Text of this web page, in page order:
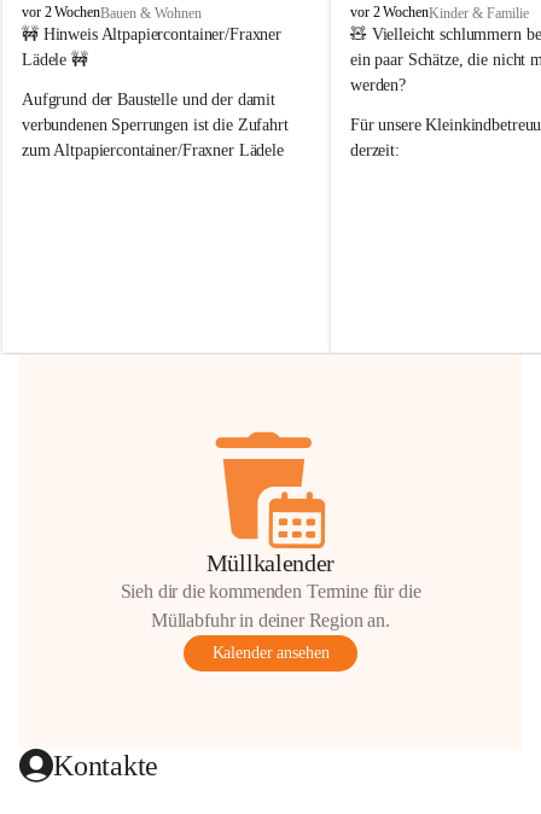
F
r
a
e
r
n
vor 2 WochenBauen & Wohnen
🚧 Hinweis Altpapiercontainer/Fraxner
Lädele 🚧
Aufgrund der Baustelle und der damit
verbundenen Sperrungen ist die Zufahrt
zum Altpapiercontainer/Fraxner Lädele
Hilfsbereitschaft!
F
r
a
x
r
n
vor 2 WochenKinder & Familie
🧸 Vielleicht schlummern
ein paar Schätze, die nicht
werden?
Für unsere
derzeit:
Müllkalender
Sieh dir die kommenden Termine für die
Müllabfuhr in deiner Region an.
Kalender ansehen
Kontakte